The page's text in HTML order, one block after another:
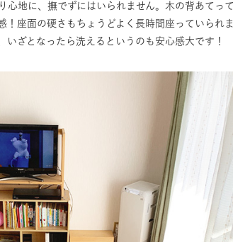
心地に、撫でずにはいられません。木の背あてっ
座面の硬さもちょうどよく長時間座っていられま
ざとなったら洗えるというのも安心感大です！